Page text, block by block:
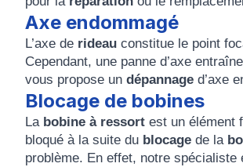
Axe endommagé
L’axe de rideau constitue le point
Cependant, une panne d’axe
vous propose un dépannage d’axe
Blocage de bobines
La bobine à ressort est un élément
bloqué à la suite du blocage de la
problème. En effet, notre spécialiste